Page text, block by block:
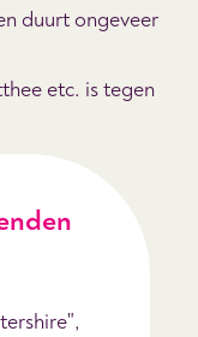
duurt ongeveer
etc. is tegen